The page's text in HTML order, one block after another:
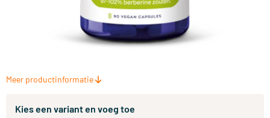
Meer productinformatie
Kies een variant en voeg toe